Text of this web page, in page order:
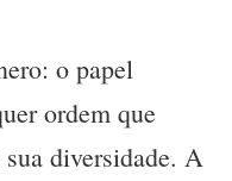
o papel
ordem que
sua diversidade. A